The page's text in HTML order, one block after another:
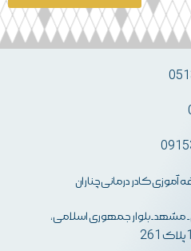
آموزی کادر درمانی چناران
مشهد-بلوار جمهوری اسلامی،